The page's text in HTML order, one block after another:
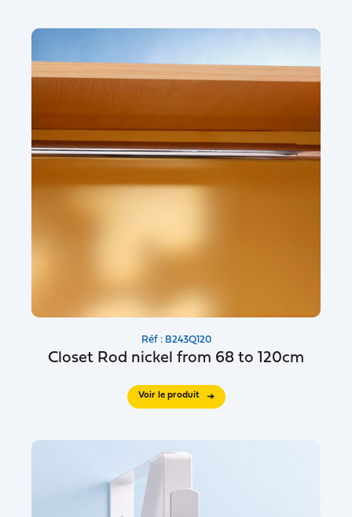
Réf : B243Q120
Closet Rod nickel from 68 to 120cm
Voir le produit